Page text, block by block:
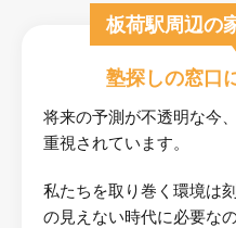
板荷駅周辺の
塾探しの窓口
将来の予測が不透明な今
重視されています。
私たちを取り巻く環境は
の見えない時代に必要な